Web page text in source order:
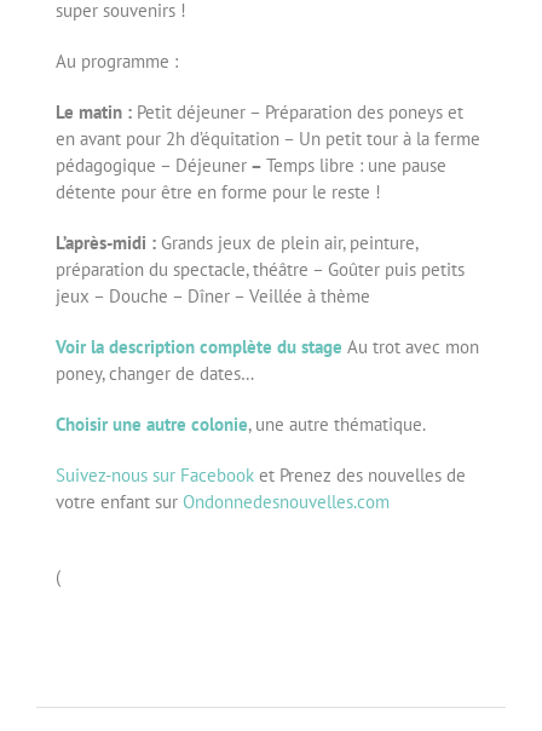
super souvenirs !
Au programme :
Le matin : Petit déjeuner – Préparation des poneys et
en avant pour 2h d’équitation – Un petit tour à la ferme
pédagogique – Déjeuner– Temps libre : une pause
détente pour être en forme pour le reste !
L’après-midi :Grands jeux de plein air, peinture,
préparation du spectacle, théâtre – Goûter puis petits
jeux – Douche – Dîner – Veillée à thème
Voir la description complète du stage Au trot avec mon
poney, changer de dates…
Choisir une autre colonie, une autre thématique.
Suivez-nous sur Facebooket Prenez des nouvelles de
votre enfant sur Ondonnedesnouvelles.com
(